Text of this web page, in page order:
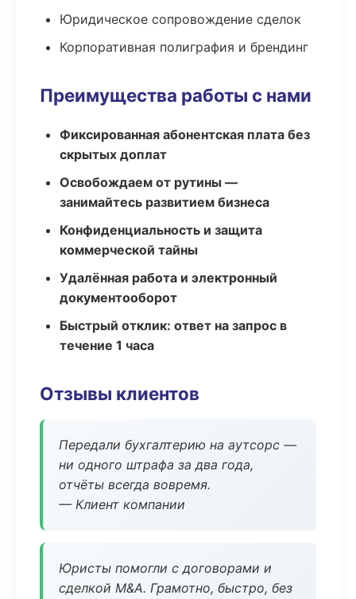
Юридическое сопровождение сделок
Корпоративная полиграфия и брендинг
Преимущества работы с нами
Фиксированная абонентская плата без
скрытых доплат
Освобождаем от рутины —
занимайтесь развитием бизнеса
Конфиденциальность и защита
коммерческой тайны
Удалённая работа и электронный
документооборот
Быстрый отклик: ответ на запрос в
течение 1 часа
Отзывы клиентов
Передали бухгалтерию на аутсорс —
ни одного штрафа за два года,
отчёты всегда вовремя.
— Клиент компании
Юристы помогли с договорами и
сделкой M&A. Грамотно, быстро, без